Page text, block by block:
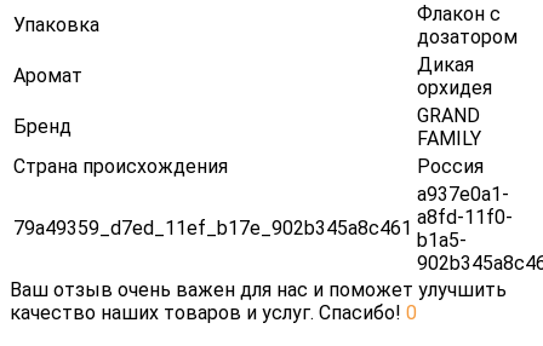
Упаковка
Флакон с
дозатором
Аромат
Дикая
орхидея
Бренд
GRAND
FAMILY
Страна происхождения
Россия
79a49359_d7ed_11ef_b17e_902b345a8c461
a937e0a1-
a8fd-11f0-
b1a5-
Ваш отзыв очень важен для нас и поможет улучшить
качество наших товаров и услуг. Спасибо! 0